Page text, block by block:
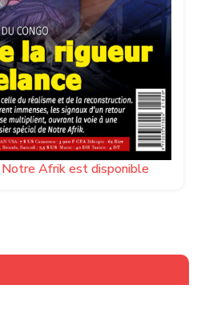
Afrik est disponible